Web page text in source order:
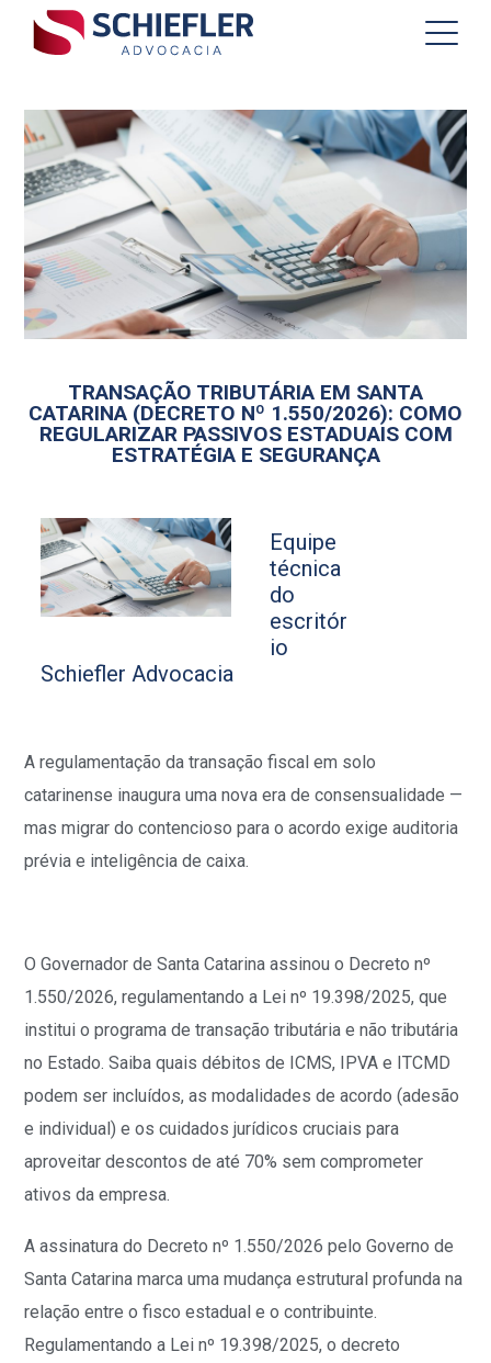
TRANSAÇÃO TRIBUTÁRIA EM SANTA
CATARINA (DECRETO Nº 1.550/2026): COMO
REGULARIZAR PASSIVOS ESTADUAIS COM
ESTRATÉGIA E SEGURANÇA
Equipe
técnica
do
escritór
io
Schiefler Advocacia
A regulamentação da transação fiscal em solo
catarinense inaugura uma nova era de consensualidade —
mas migrar do contencioso para o acordo exige auditoria
prévia e inteligência de caixa.
O Governador de Santa Catarina assinou o Decreto nº
1.550/2026, regulamentando a Lei nº 19.398/2025, que
institui o programa de transação tributária e não tributária
no Estado. Saiba quais débitos de ICMS, IPVA e ITCMD
podem ser incluídos, as modalidades de acordo (adesão
e individual) e os cuidados jurídicos cruciais para
aproveitar descontos de até 70% sem comprometer
ativos da empresa.
A assinatura do Decreto nº 1.550/2026 pelo Governo de
Santa Catarina marca uma mudança estrutural profunda na
relação entre o fisco estadual e o contribuinte.
Regulamentando a Lei nº 19.398/2025, o decreto